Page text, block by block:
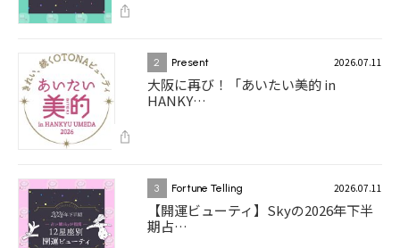
2 Present 2026.07.11
大阪に再び！「あいたい美的 in
HANKY…
3 Fortune Telling 2026.07.11
【開運ビューティ】Skyの2026年下半
期占…